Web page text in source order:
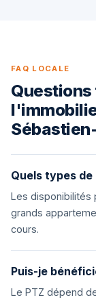
FAQ LOCALE
Quels types
Les disponibilités
grands
cours.
Puis-je
Le PTZ dépend